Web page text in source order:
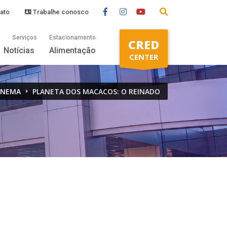
Trabalhe conosco
Estacionamento
Serviços
Notícias Alimentação CRED
CENTER
PLANETA DOS MACACOS: O REINADO